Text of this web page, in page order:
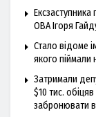
Ексзаступника
ОВА Ігоря
Стало відоме
якого піймали
Затримали
$10 тис.
забронювати